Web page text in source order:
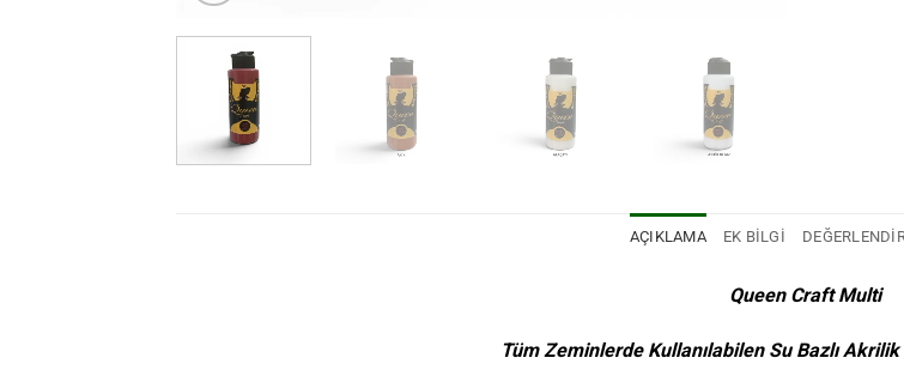
AÇIKLAMA EK BILGI
Queen Craft Multi
Tüm Zeminlerde Kullanılabilen Su Bazlı